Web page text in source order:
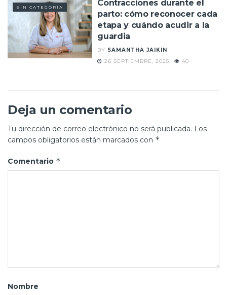
SIN CATEGORÍA
Contracciones durante el
parto: cómo reconocer cada
etapa y cuándo acudir a la
guardia
BY SAMANTHA JAIKIN
26 SEPTIEMBRE, 2025
40
Deja un comentario
Tu dirección de correo electrónico no será publicada. Los
campos obligatorios están marcados con *
Comentario *
Nombre